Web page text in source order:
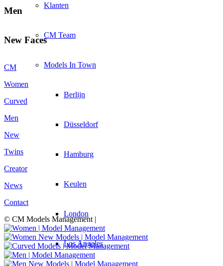
Klanten
CM Team
Models In Town
Berlijn
Düsseldorf
Hamburg
Keulen
London
Los Angeles
Men
New Faces
CM
Women
Curved
Men
New
Twins
Creator
News
Contact
© CM Models Management |